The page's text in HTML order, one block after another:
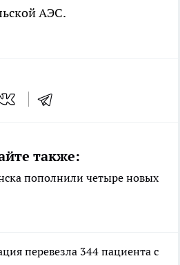
АЭС.
также:
пополнили четыре новых
перевезла 344 пациента с